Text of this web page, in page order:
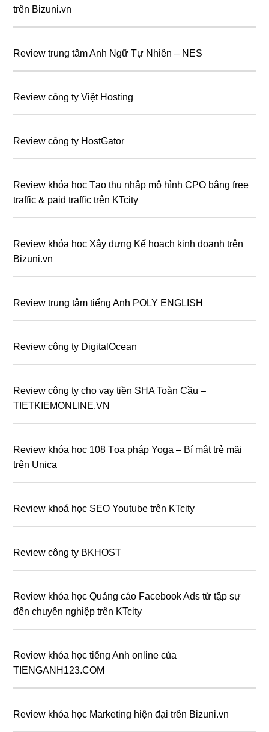
trên Bizuni.vn
Review trung tâm Anh Ngữ Tự Nhiên – NES
Review công ty Việt Hosting
Review công ty HostGator
Review khóa học Tạo thu nhập mô hình CPO bằng free
traffic & paid traffic trên KTcity
Review khóa học Xây dựng Kế hoạch kinh doanh trên
Bizuni.vn
Review trung tâm tiếng Anh POLY ENGLISH
Review công ty DigitalOcean
Review công ty cho vay tiền SHA Toàn Cầu –
TIETKIEMONLINE.VN
Review khóa học 108 Tọa pháp Yoga – Bí mật trẻ mãi
trên Unica
Review khoá học SEO Youtube trên KTcity
Review công ty BKHOST
Review khóa học Quảng cáo Facebook Ads từ tập sự
đến chuyên nghiệp trên KTcity
Review khóa học tiếng Anh online của
TIENGANH123.COM
Review khóa học Marketing hiện đại trên Bizuni.vn